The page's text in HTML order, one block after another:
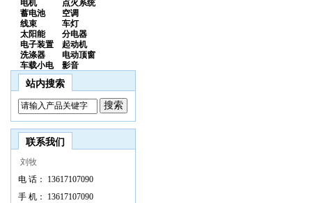
电机
点火系统
蓄电池
空调
线束
车灯
太阳能
分电器
电子装置
起动机
洗涤器
电动顶窗
车载小电
影音
站内搜索
联系我们
刘牧
电 话：
13617107090
手 机：
13617107090